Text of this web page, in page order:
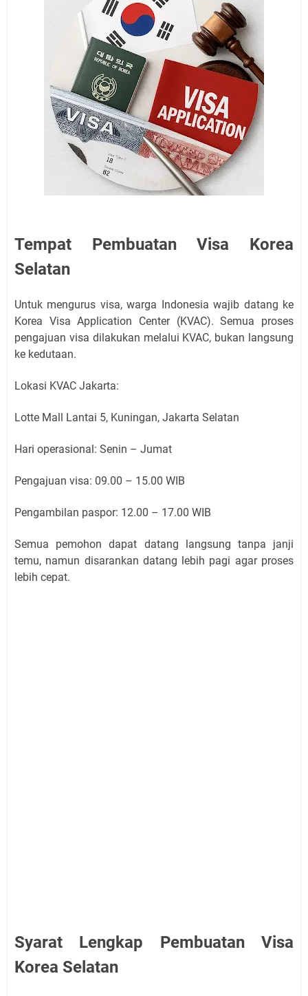
Tempat Pembuatan Visa Korea
Selatan
Untuk mengurus visa, warga Indonesia wajib datang ke
Korea Visa Application Center (KVAC). Semua proses
pengajuan visa dilakukan melalui KVAC, bukan langsung
ke kedutaan.
Lokasi KVAC Jakarta:
Lotte Mall Lantai 5, Kuningan, Jakarta Selatan
Hari operasional: Senin – Jumat
Pengajuan visa: 09.00 – 15.00 WIB
Pengambilan paspor: 12.00 – 17.00 WIB
Semua pemohon dapat datang langsung tanpa janji
temu, namun disarankan datang lebih pagi agar proses
lebih cepat.
Syarat Lengkap Pembuatan Visa
Korea Selatan